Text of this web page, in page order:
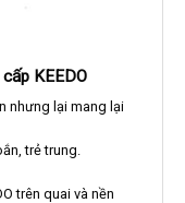
KEEDO
nhưng lại mang lại
trẻ trung.
trên quai và nền